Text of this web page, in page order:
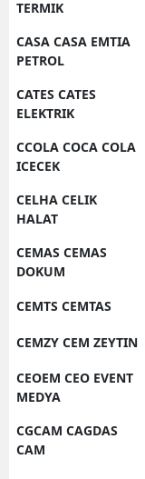
TERMIK
CASA CASA EMTIA
PETROL
CATES CATES
ELEKTRIK
CCOLA COCA COLA
ICECEK
CELHA CELIK
HALAT
CEMAS CEMAS
DOKUM
CEMTS CEMTAS
CEMZY CEM ZEYTIN
CEOEM CEO EVENT
MEDYA
CGCAM CAGDAS
CAM